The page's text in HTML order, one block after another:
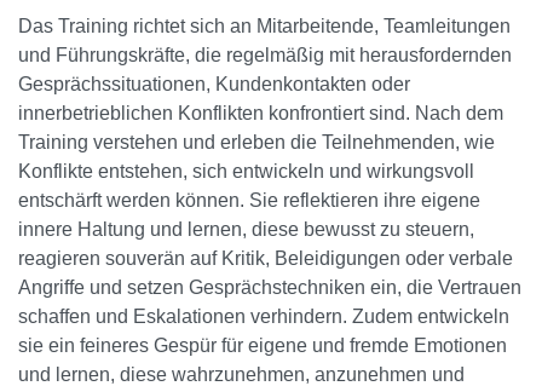
Das Training richtet sich an Mitarbeitende, Teamleitungen
und Führungskräfte, die regelmäßig mit herausfordernden
Gesprächssituationen, Kundenkontakten oder
innerbetrieblichen Konflikten konfrontiert sind. Nach dem
Training verstehen und erleben die Teilnehmenden, wie
Konflikte entstehen, sich entwickeln und wirkungsvoll
entschärft werden können. Sie reflektieren ihre eigene
innere Haltung und lernen, diese bewusst zu steuern,
reagieren souverän auf Kritik, Beleidigungen oder verbale
Angriffe und setzen Gesprächstechniken ein, die Vertrauen
schaffen und Eskalationen verhindern. Zudem entwickeln
sie ein feineres Gespür für eigene und fremde Emotionen
und lernen, diese wahrzunehmen, anzunehmen und